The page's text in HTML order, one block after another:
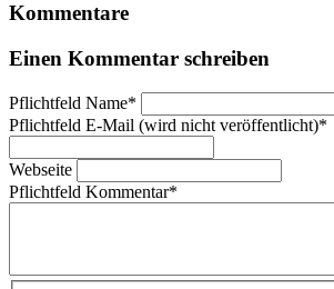
Kommentare
Einen Kommentar schreiben
Pflichtfeld Name*
Pflichtfeld E-Mail (wird nicht veröffentlicht)*
Webseite
Pflichtfeld Kommentar*